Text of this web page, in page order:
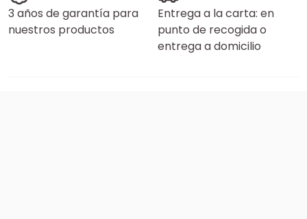
3 años de garantía para
nuestros productos
Entrega a la carta: en
punto de recogida o
entrega a domicilio